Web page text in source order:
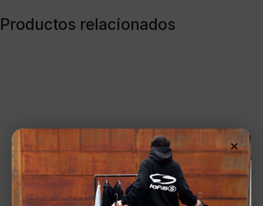
Productos relacionados
×